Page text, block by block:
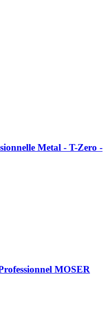
Metal - T-Zero -
MOSER